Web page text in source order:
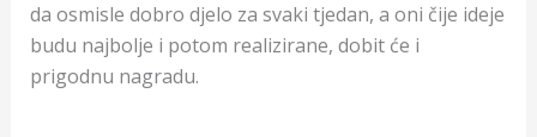
da osmisle dobro djelo za svaki tjedan, a oni čije ideje
budu najbolje i potom realizirane, dobit će i
prigodnu nagradu.